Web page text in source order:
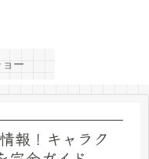
ー
報！キャラク